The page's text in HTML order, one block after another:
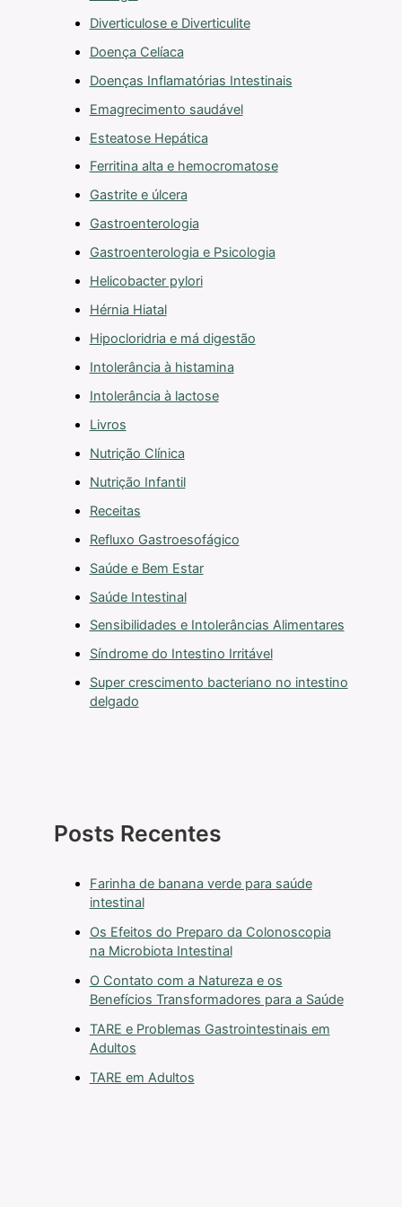
Diverticulose e Diverticulite
Doença Celíaca
Doenças Inflamatórias Intestinais
Emagrecimento saudável
Esteatose Hepática
Ferritina alta e hemocromatose
Gastrite e úlcera
Gastroenterologia
Gastroenterologia e Psicologia
Helicobacter pylori
Hérnia Hiatal
Hipocloridria e má digestão
Intolerância à histamina
Intolerância à lactose
Livros
Nutrição Clínica
Nutrição Infantil
Receitas
Refluxo Gastroesofágico
Saúde e Bem Estar
Saúde Intestinal
Sensibilidades e Intolerâncias Alimentares
Síndrome do Intestino Irritável
Super crescimento bacteriano no intestino
delgado
Posts Recentes
Farinha de banana verde para saúde
intestinal
Os Efeitos do Preparo da Colonoscopia
na Microbiota Intestinal
O Contato com a Natureza e os
Benefícios Transformadores para a Saúde
TARE e Problemas Gastrointestinais em
Adultos
TARE em Adultos